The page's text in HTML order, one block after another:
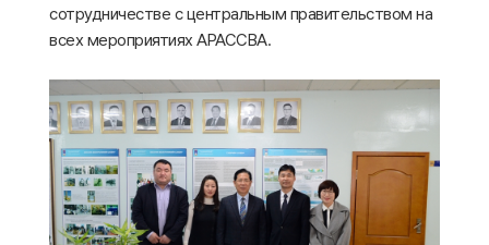
сотрудничестве с центральным правительством на
всех мероприятиях АРАССВА.